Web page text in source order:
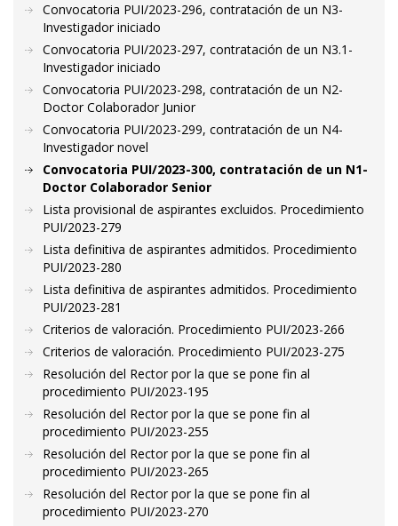
Convocatoria PUI/2023-296, contratación de un N3-
Investigador iniciado
Convocatoria PUI/2023-297, contratación de un N3.1-
Investigador iniciado
Convocatoria PUI/2023-298, contratación de un N2-
Doctor Colaborador Junior
Convocatoria PUI/2023-299, contratación de un N4-
Investigador novel
Convocatoria PUI/2023-300, contratación de un N1-
Doctor Colaborador Senior
Lista provisional de aspirantes excluidos. Procedimiento
PUI/2023-279
Lista definitiva de aspirantes admitidos. Procedimiento
PUI/2023-280
Lista definitiva de aspirantes admitidos. Procedimiento
PUI/2023-281
Criterios de valoración. Procedimiento PUI/2023-266
Criterios de valoración. Procedimiento PUI/2023-275
Resolución del Rector por la que se pone fin al
procedimiento PUI/2023-195
Resolución del Rector por la que se pone fin al
procedimiento PUI/2023-255
Resolución del Rector por la que se pone fin al
procedimiento PUI/2023-265
Resolución del Rector por la que se pone fin al
procedimiento PUI/2023-270